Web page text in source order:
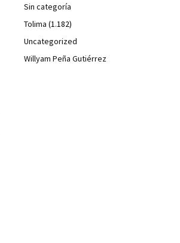
Sin categoría
Tolima (1.182)
Uncategorized
Willyam Peña Gutiérrez